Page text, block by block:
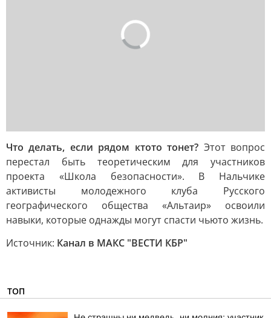
Что делать, если рядом ктото тонет? Этот вопрос
перестал быть теоретическим для участников
проекта «Школа безопасности». В Нальчике
активисты молодежного клуба Русского
географического общества «Альтаир» освоили
навыки, которые однажды могут спасти чьюто жизнь.
Источник: Канал в МАКС "ВЕСТИ КБР"
ТОП